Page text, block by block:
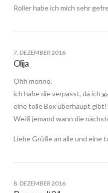
Roller habe ich mich sehr
7. DEZEMBER 2016
Olija
Ohh menno,
ich habe die verpasst, da ich
eine tolle Box überhaupt
Weiß jemand wann die
Liebe Grüße an alle und eine
8. DEZEMBER 2016